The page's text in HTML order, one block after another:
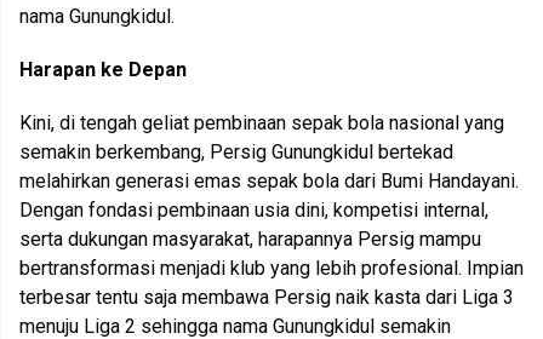
nama Gunungkidul.
Harapan ke Depan
Kini, di tengah geliat pembinaan sepak bola nasional yang
semakin berkembang, Persig Gunungkidul bertekad
melahirkan generasi emas sepak bola dari Bumi Handayani.
Dengan fondasi pembinaan usia dini, kompetisi internal,
serta dukungan masyarakat, harapannya Persig mampu
bertransformasi menjadi klub yang lebih profesional. Impian
terbesar tentu saja membawa Persig naik kasta dari Liga 3
menuju Liga 2 sehingga nama Gunungkidul semakin